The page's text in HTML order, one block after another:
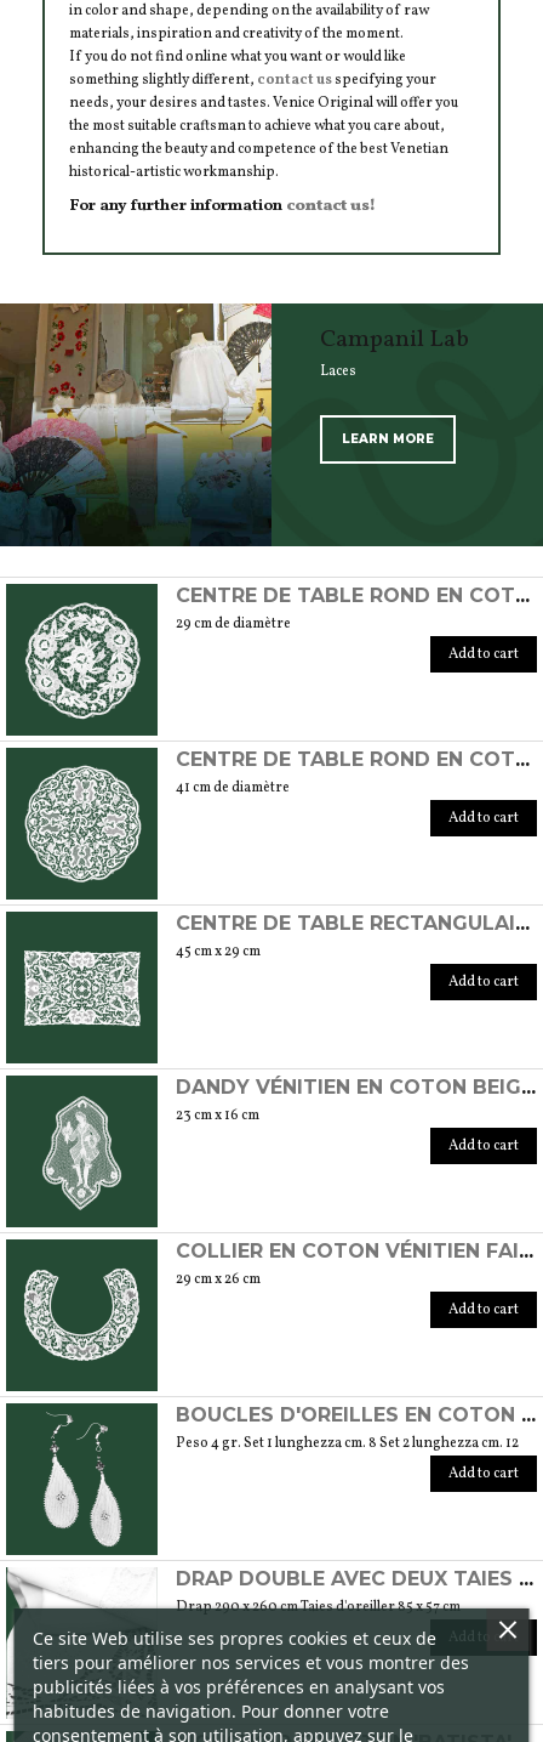
in color and shape, depending on the availability of raw
materials, inspiration and creativity of the moment.
If you do not find online what you want or would like
something slightly different, contact usspecifying your
needs, your desires and tastes. Venice Original will offer you
the most suitable craftsman to achieve what you care about,
enhancing the beauty and competence of the best Venetian
historical-artistic workmanship.
For any further information contact us!
Campanil Lab
Laces
LEARN MORE
CENTRE DE TABLE ROND EN COTON FAIT À LA MAIN AU POINT DE BURANO
29 cm de diamètre
Add to cart
CENTRE DE TABLE ROND EN COTON FAIT À LA MAIN AU POINT DE BURANO
41 cm de diamètre
Add to cart
CENTRE DE TABLE RECTANGULAIRE EN COTON FAIT À LA MAIN AU POINT DE BURANO
45 cm x 29 cm
Add to cart
DANDY VÉNITIEN EN COTON BEIGE FAIT À LA MAIN AVEC LE POINT DE BURANO
23 cm x 16 cm
Add to cart
COLLIER EN COTON VÉNITIEN FAIT À LA MAIN AVEC LE POINT DE BURANO
29 cm x 26 cm
Add to cart
BOUCLES D'OREILLES EN COTON AVEC DES PERLES SWAROVSKI FAITES À LA MAIN AU POINT DE BURANO
Peso 4 gr. Set 1 lunghezza cm. 8 Set 2 lunghezza cm. 12
Add to cart
DRAP DOUBLE AVEC DEUX TAIES D'OREILLER EN COTON FAIT À LA MAIN AVEC LE POINT DE BURANO
Drap 290 x 260 cm Taies d'oreiller 85 x 57 cm
Add to cart
Ce site Web utilise ses propres cookies et ceux de
tiers pour améliorer nos services et vous montrer des
publicités liées à vos préférences en analysant vos
habitudes de navigation. Pour donner votre
consentement à son utilisation, appuyez sur le